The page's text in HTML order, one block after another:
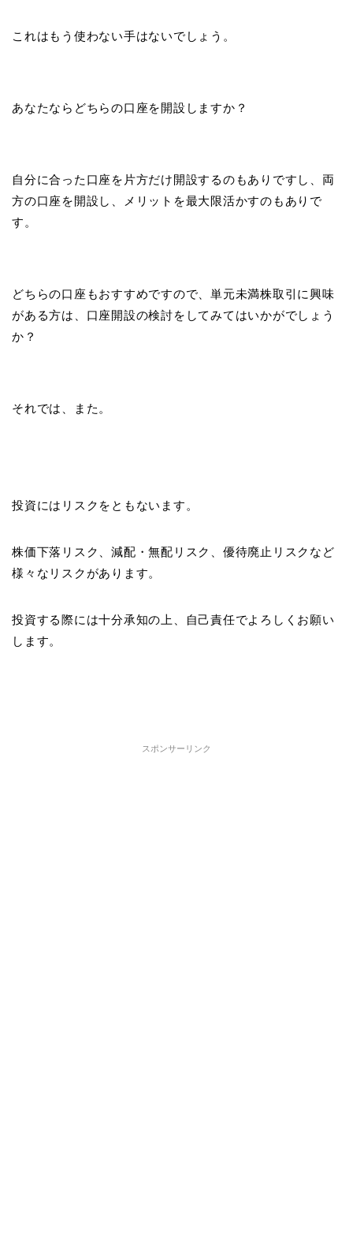
これはもう使わない手はないでしょう。
あなたならどちらの口座を開設しますか？
自分に合った口座を片方だけ開設するのもありですし、両
方の口座を開設し、メリットを最大限活かすのもありで
す。
どちらの口座もおすすめですので、単元未満株取引に興味
がある方は、口座開設の検討をしてみてはいかがでしょう
か？
それでは、また。
投資にはリスクをともないます。
株価下落リスク、減配・無配リスク、優待廃止リスクなど
様々なリスクがあります。
投資する際には十分承知の上、自己責任でよろしくお願い
します。
スポンサーリンク